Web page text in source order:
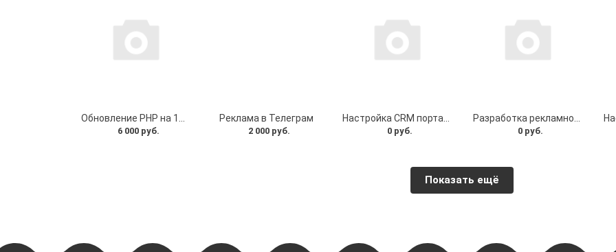
Обновление PHP на 1C-Bitrix проекте
6 000 руб.
Реклама в Телеграм
2 000 руб.
Настройка CRM портала Bitrix24
0 руб.
Разработка рекламной стратегии
0 руб.
Показать ещё